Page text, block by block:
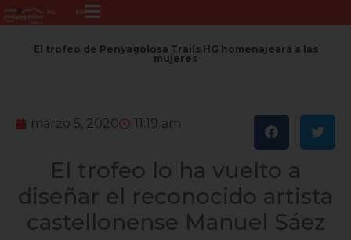
ES EN
El trofeo de Penyagolosa Trails HG homenajeará a las
mujeres
marzo 5, 2020 11:19 am
El trofeo lo ha vuelto a
diseñar el reconocido artista
castellonense Manuel Sáez